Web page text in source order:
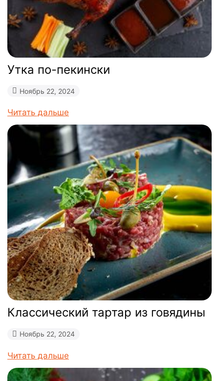
Утка по-пекински
Ноябрь 22, 2024
Читать дальше
Классический тартар из говядины
Ноябрь 22, 2024
Читать дальше